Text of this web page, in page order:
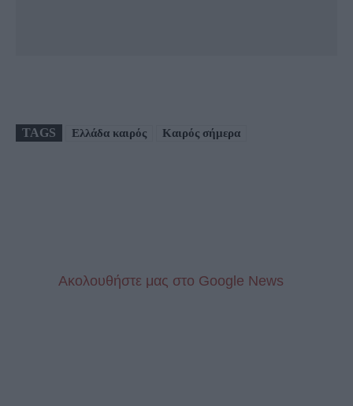
TAGS Ελλάδα καιρός Καιρός σήμερα
Aκολουθήστε μας στo Google News